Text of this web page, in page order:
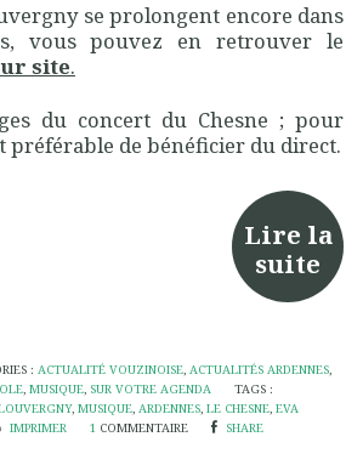
se prolongent encore dans
vous pouvez en retrouver le
site.
du concert du Chesne ; pour
préférable de bénéficier du direct.
Lire la
suite
: ACTUALITÉ VOUZINOISE, ACTUALITÉS ARDENNES,
, MUSIQUE, SUR VOTRE AGENDA
TAGS :
, MUSIQUE, ARDENNES, LE CHESNE, EVA
IMPRIMER 1 COMMENTAIRE SHARE